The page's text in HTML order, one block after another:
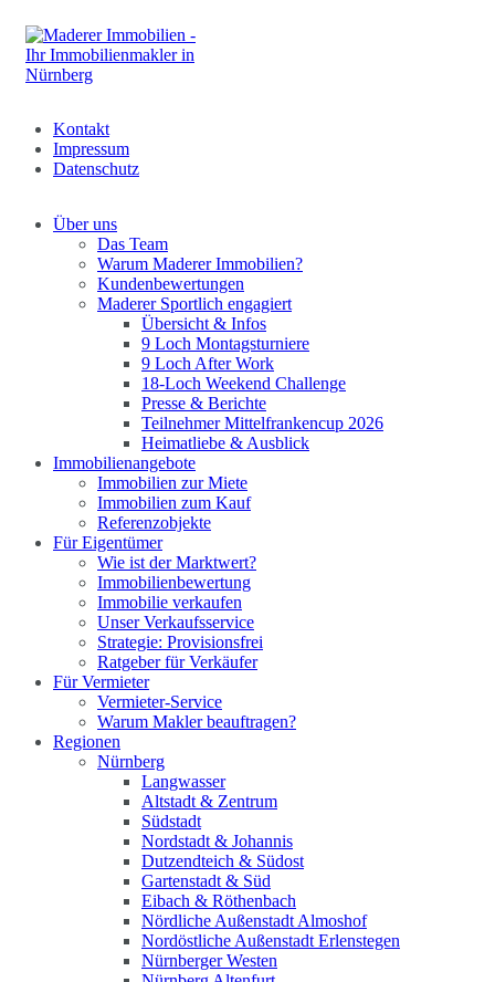
Kontakt
Impressum
Datenschutz
Über uns
Das Team
Warum Maderer Immobilien?
Kundenbewertungen
Maderer Sportlich engagiert
Übersicht & Infos
9 Loch Montagsturniere
9 Loch After Work
18-Loch Weekend Challenge
Presse & Berichte
Teilnehmer Mittelfrankencup 2026
Heimatliebe & Ausblick
Immobilienangebote
Immobilien zur Miete
Immobilien zum Kauf
Referenzobjekte
Für Eigentümer
Wie ist der Marktwert?
Immobilienbewertung
Immobilie verkaufen
Unser Verkaufsservice
Strategie: Provisionsfrei
Ratgeber für Verkäufer
Für Vermieter
Vermieter-Service
Warum Makler beauftragen?
Regionen
Nürnberg
Langwasser
Altstadt & Zentrum
Südstadt
Nordstadt & Johannis
Dutzendteich & Südost
Gartenstadt & Süd
Eibach & Röthenbach
Nördliche Außenstadt Almoshof
Nordöstliche Außenstadt Erlenstegen
Nürnberger Westen